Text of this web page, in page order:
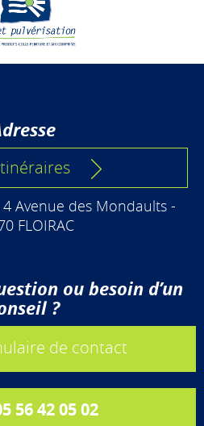
Avenue des Mondaults -
FLOIRAC
ou besoin d’un
?
de contact
56 42 05 02